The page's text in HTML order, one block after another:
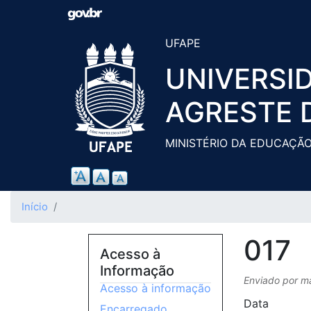
UFAPE
AGRESTE
MINISTÉRIO DA
Início
017
Enviado por
Data
Acesso à
Informação
Acesso à informação